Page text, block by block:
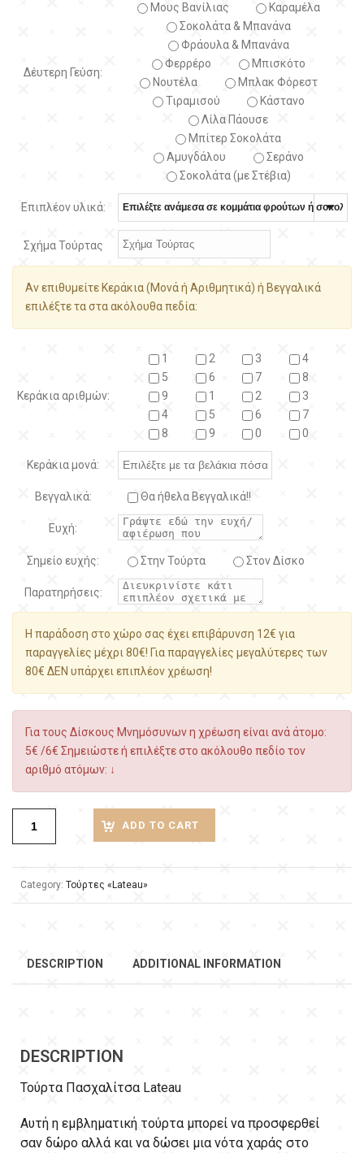
Δέυτερη Γεύση:
Μους Βανίλιας
Καραμέλα
Σοκολάτα & Μπανάνα
Φράουλα & Μπανάνα
Φερρέρο
Μπισκότο
Νουτέλα
Μπλακ Φόρεστ
Τιραμισού
Κάστανο
Λίλα Πάουσε
Μπίτερ Σοκολάτα
Αμυγδάλου
Σεράνο
Σοκολάτα (με Στέβια)
Επιπλέον υλικά:
Σχήμα Τούρτας
Αν επιθυμείτε Κεράκια (Μονά ή Αριθμητικά) ή Βεγγαλικά
επιλέξτε τα στα ακόλουθα πεδία:
Κεράκια αριθμών:
1 2 3
4
5
6 7
8
9
1 2
3
4
5 6
7
8
9 0 0
Κεράκια μονά:
Βεγγαλικά: Θα ήθελα Βεγγαλικά!!
Ευχή:
Σημείο ευχής: Στην Τούρτα Στον Δίσκο
Παρατηρήσεις:
Η παράδοση στο χώρο σας έχει επιβάρυνση 12€ για
παραγγελίες μέχρι 80€! Για παραγγελίες μεγαλύτερες των
80€ ΔΕΝ υπάρχει επιπλέον χρέωση!
Για τους Δίσκους Μνημόσυνων η χρέωση είναι ανά άτομο:
5€ /6€ Σημειώστε ή επιλέξτε στο ακόλουθο πεδίο τον
αριθμό ατόμων: ↓
ADD TO CART
Category: Τούρτες «Lateau»
DESCRIPTION ADDITIONAL INFORMATION
DESCRIPTION
Τούρτα Πασχαλίτσα Lateau
Αυτή η εμβληματική τούρτα μπορεί να προσφερθεί
σαν δώρο αλλά και να δώσει μια νότα χαράς στο